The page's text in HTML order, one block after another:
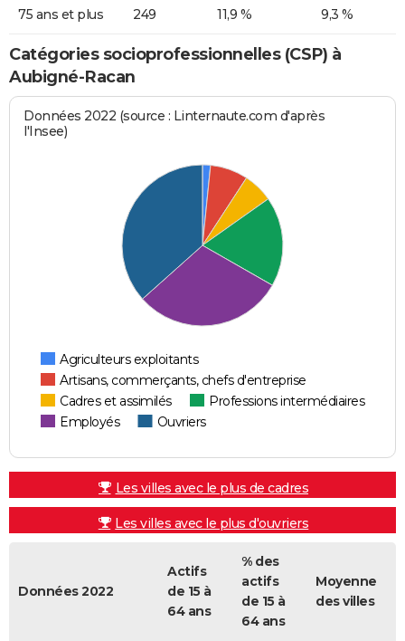
75 ans et plus 249 11,9 % 9,3 %
Catégories socioprofessionnelles (CSP) à
Aubigné-Racan
Données 2022 (source : Linternaute.com d'après
l'Insee)
Agriculteurs exploitants
Artisans, commerçants, chefs d'entreprise
Cadres et assimilés
Professions intermédiaires
Employés
Ouvriers
Les villes avec le plus de cadres
Les villes avec le plus d'ouvriers
Données 2022
Actifs
de 15 à
64 ans
% des
actifs
de 15 à
64 ans
Moyenne
des villes